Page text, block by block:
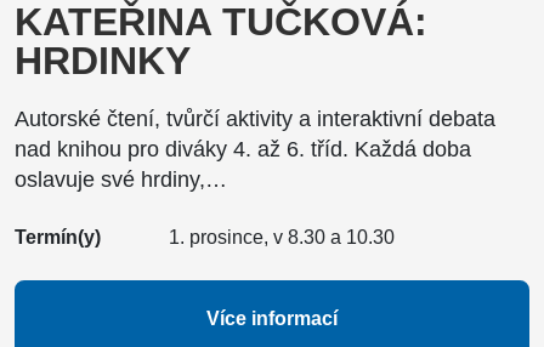
KATEŘINA TUČKOVÁ:
HRDINKY
Autorské čtení, tvůrčí aktivity a interaktivní debata
nad knihou pro diváky 4. až 6. tříd. Každá doba
oslavuje své hrdiny,…
Termín(y) 1. prosince, v 8.30 a 10.30
Více informací